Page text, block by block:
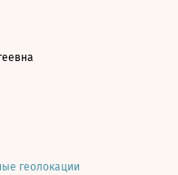
геолокации